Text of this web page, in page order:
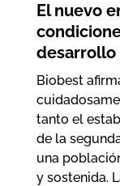
El nuevo
Biobest
tanto el
de la
una
y sostenida.